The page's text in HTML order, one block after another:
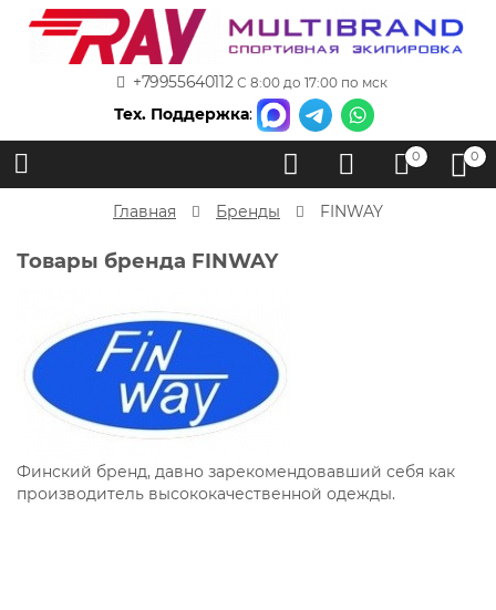
+79955640112 С 8:00 до 17:00 по мск
Тех. Поддержка:
0 0
Главная Бренды FINWAY
Товары бренда FINWAY
Финский бренд, давно зарекомендовавший себя как
производитель высококачественной одежды.